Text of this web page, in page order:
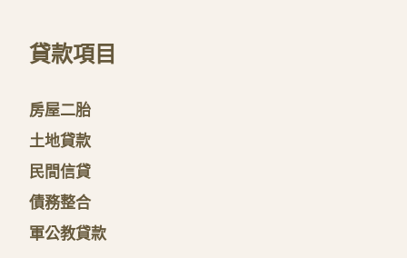
貸款項目
房屋二胎
土地貸款
民間信貸
債務整合
軍公教貸款